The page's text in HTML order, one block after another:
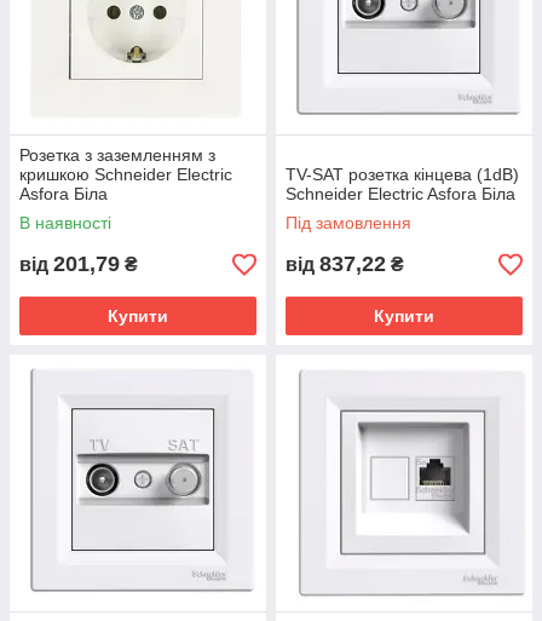
Розетка з заземленням з
кришкою Schneider Electric
Asfora Біла
В наявності
від 201,79 ₴
Купити
TV-SAT розетка кінцева (1dB)
Schneider Electric Asfora Біла
Під замовлення
від 837,22 ₴
Купити